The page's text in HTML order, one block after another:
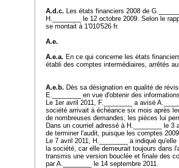
A.d.c. Les états financiers 2008 de
H.________ le 12 octobre 2009. Selon le
se montait à 1'010'526 fr.
A.e.
A.e.a. En ce qui concerne les états
établi des comptes intermédiaires, arrêtés
A.e.b. Dès sa désignation en qualité de
E.________ en vue d'obtenir des
Le 1er avril 2011, F.________ a avisé
société arrivait à échéance six mois après
de nombreuses demandes, les pièces lui
Dans un courriel adressé à H.________ le
de terminer l'audit, puisque les comptes
Le 7 avril 2011, H.________ a indiqué
la société, car elle demeurait toujours dans
transmis une version bouclée et finale des
par A.________ le 14 septembre 2011.